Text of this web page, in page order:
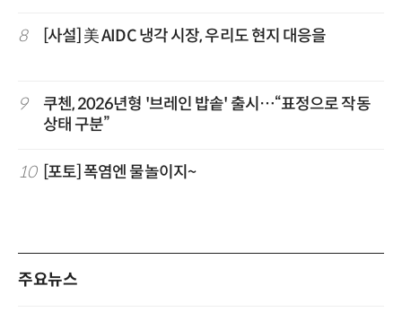
8 [사설] 美 AIDC 냉각 시장, 우리도 현지 대응을
9
쿠첸, 2026년형 '브레인 밥솥' 출시…“표정으로 작동
상태 구분”
10 [포토] 폭염엔 물놀이지~
주요뉴스